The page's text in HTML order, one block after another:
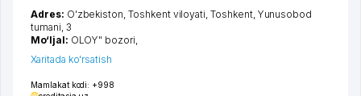
Mamlakat kodi: +998
Adres: O'zbekiston,Toshkent viloyati,Toshkent, Yunusobod
tumani, 3
Mo‘ljal: OLOY" bozori,
Xaritada ko'rsatish